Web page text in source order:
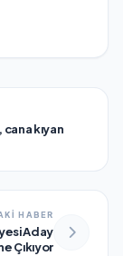
kıyan
HABER
Aday
Çıkıyor